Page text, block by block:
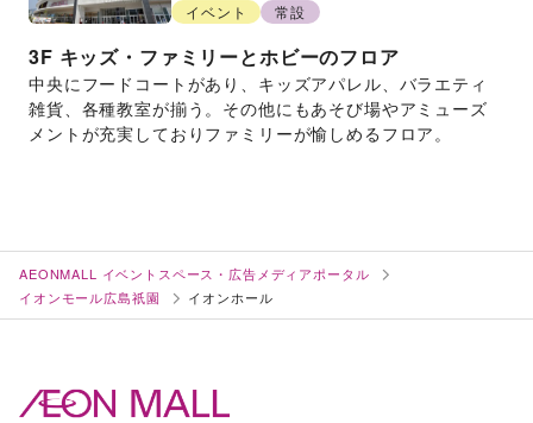
イベント 常設
3F キッズ・ファミリーとホビーのフロア
中央にフードコートがあり、キッズアパレル、バラエティ
雑貨、各種教室が揃う。その他にもあそび場やアミューズ
メントが充実しておりファミリーが愉しめるフロア。
AEONMALL イベントスペース・広告メディアポータル
イオンモール広島祇園
イオンホール